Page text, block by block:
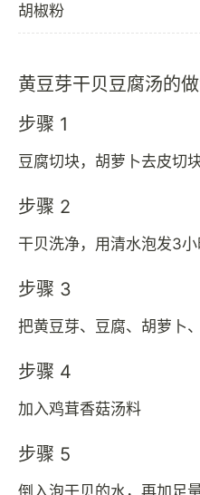
胡椒粉
黄豆芽干贝豆腐汤的
步骤 1
豆腐切块，胡萝卜去皮切
步骤 2
干贝洗净，用清水泡发3小
步骤 3
把黄豆芽、豆腐、胡萝卜
步骤 4
加入鸡茸香菇汤料
步骤 5
倒入泡干贝的水，再加足